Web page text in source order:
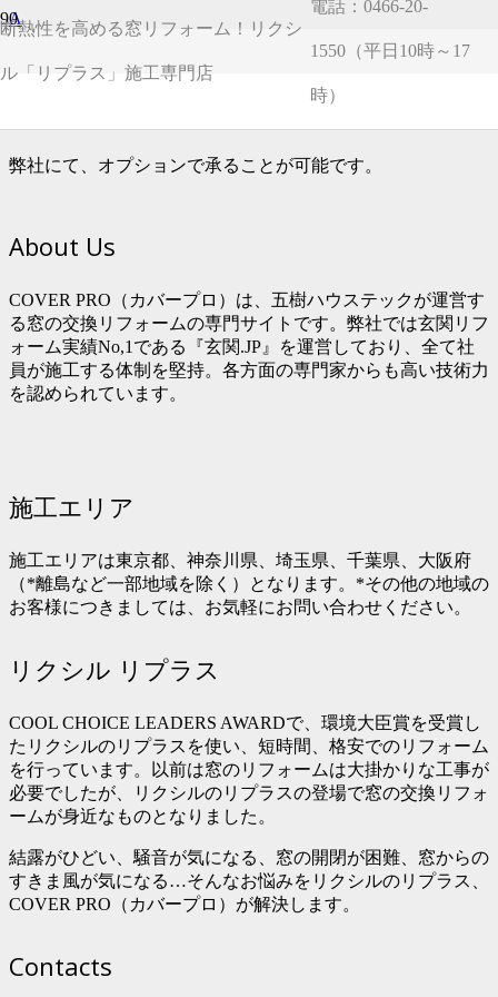
断熱性を高める窓リフォーム！リクシ
ル「リプラス」施工専門店
電話：0466-20-
1550（平日10時～17
時）
A
シャッターや雨戸、面格子も新品にしたい
場合はどうすればよいですか？
弊社にて、オプションで承ることが可能です。
About Us
COVER PRO（カバープロ）は、五樹ハウステックが運営す
る窓の交換リフォームの専門サイトです。弊社では玄関リフ
ォーム実績No,1である『玄関.JP』を運営しており、全て社
員が施工する体制を堅持。各方面の専門家からも高い技術力
を認められています。
施工エリア
施工エリアは東京都、神奈川県、埼玉県、千葉県、大阪府
（*離島など一部地域を除く）となります。*その他の地域の
お客様につきましては、お気軽にお問い合わせください。
リクシル リプラス
COOL CHOICE LEADERS AWARDで、環境大臣賞を受賞し
たリクシルのリプラスを使い、短時間、格安でのリフォーム
を行っています。以前は窓のリフォームは大掛かりな工事が
必要でしたが、リクシルのリプラスの登場で窓の交換リフォ
ームが身近なものとなりました。
結露がひどい、騒音が気になる、窓の開閉が困難、窓からの
すきま風が気になる…そんなお悩みをリクシルのリプラス、
COVER PRO（カバープロ）が解決します。
Contacts